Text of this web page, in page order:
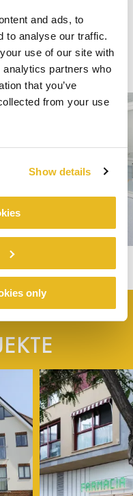
and ads, to
to analyse our traffic.
use of our site with
partners who
that you’ve
from your use
Show details
only